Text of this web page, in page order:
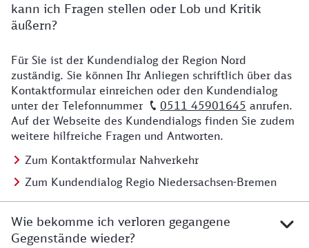
kann ich Fragen stellen oder Lob und Kritik
äußern?
Details zu Kontakt
Für Sie ist der Kundendialog der Region Nord
zuständig. Sie können Ihr Anliegen schriftlich über das
Kontaktformular einreichen oder den Kundendialog
unter der Telefonnummer
0511 45901645 anrufen.
Auf der Webseite des Kundendialogs finden Sie zudem
weitere hilfreiche Fragen und Antworten.
Zum Kontaktformular Nahverkehr
Zum Kundendialog Regio Niedersachsen-Bremen
Wie bekomme ich verloren gegangene
Gegenstände wieder?